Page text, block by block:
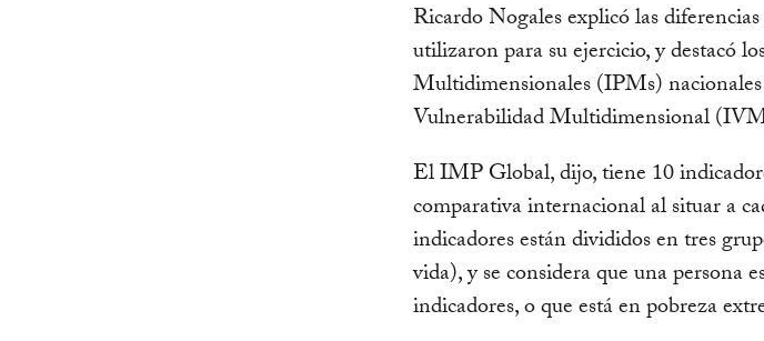
Ricardo Nogales explicó las
utilizaron para su ejercicio, y destacó
Multidimensionales (IPMs)
Vulnerabilidad Multidimensional
El IMP Global, dijo, tiene 10
comparativa internacional al situar a
indicadores están divididos en tres
vida), y se considera que una persona
indicadores, o que está en pobreza